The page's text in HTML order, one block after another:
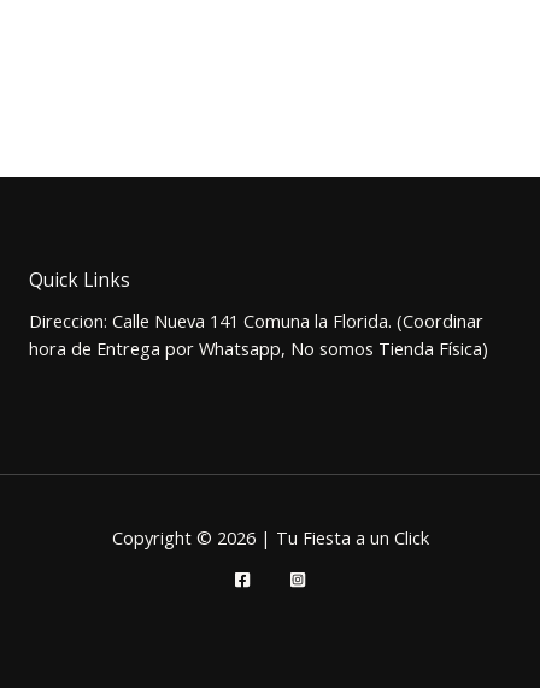
Quick Links
Direccion: Calle Nueva 141 Comuna la Florida. (Coordinar
hora de Entrega por Whatsapp, No somos Tienda Física)
Copyright © 2026 | Tu Fiesta a un Click